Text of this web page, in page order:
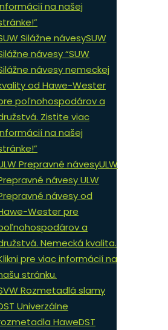
na našej
Silážne návesySUW
návesy “SUW
návesy nemeckej
od Hawe-Wester
poľnohospodárov a
Zistite viac
na našej
Prepravné návesyULW
návesy ULW
návesy od
Wester pre
a
Nemecká kvalita.
pre viac informácií na
stránku.
Rozmetadlá slamy
Univerzálne
HaweDST